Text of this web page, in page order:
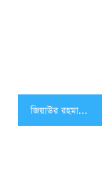
জিয়াউর রহমান স্বাধীনতার ঘোষক ছিলেন না, ছিলেন তিন নম্বর পাঠক